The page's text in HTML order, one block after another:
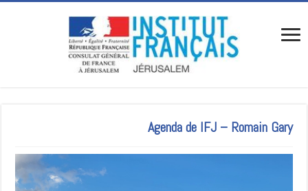
Agenda de IFJ – Romain Gary